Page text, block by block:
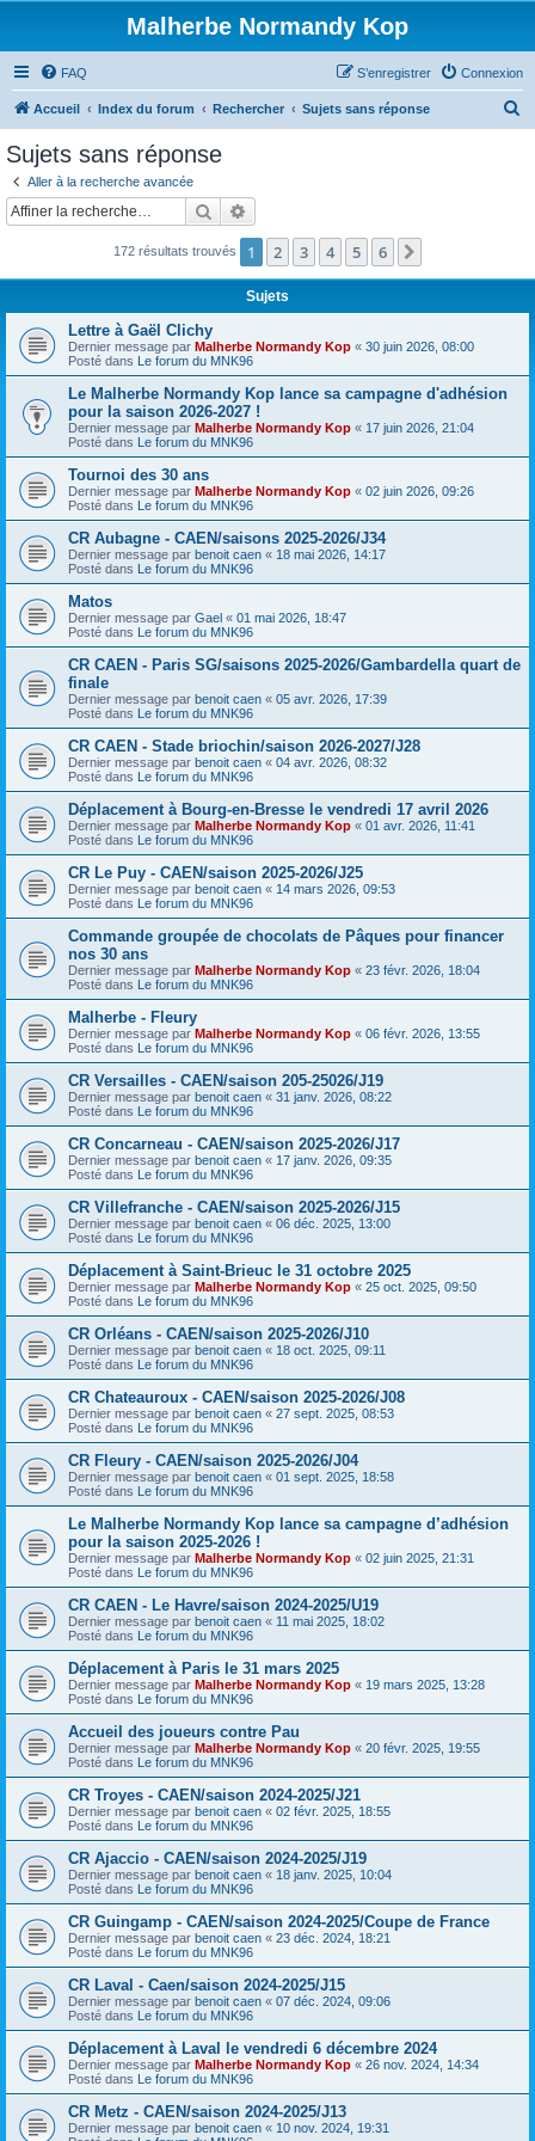
Malherbe Normandy Kop
FAQ Connexion
S’enregistrer
Accueil Index du forum Rechercher Sujets sans réponse
c
Sujets sans réponse
Aller à la recherche avancée
Rechercher
172 résultats trouvés 1 2 3 4 5 6
Sujets
Lettre à Gaël Clichy
Dernier message par Malherbe Normandy Kop « 30 juin 2026, 08:00
Posté dans Le forum du MNK96
Le Malherbe Normandy Kop lance sa campagne d'adhésion
pour la saison 2026-2027 !
Dernier message par Malherbe Normandy Kop « 17 juin 2026, 21:04
Posté dans Le forum du MNK96
Tournoi des 30 ans
Dernier message par Malherbe Normandy Kop « 02 juin 2026, 09:26
Posté dans Le forum du MNK96
CR Aubagne - CAEN/saisons 2025-2026/J34
Dernier message par benoit caen « 18 mai 2026, 14:17
Posté dans Le forum du MNK96
Matos
Dernier message par Gael « 01 mai 2026, 18:47
Posté dans Le forum du MNK96
CR CAEN - Paris SG/saisons 2025-2026/Gambardella quart de
finale
Dernier message par benoit caen « 05 avr. 2026, 17:39
Posté dans Le forum du MNK96
CR CAEN - Stade briochin/saison 2026-2027/J28
Dernier message par benoit caen « 04 avr. 2026, 08:32
Posté dans Le forum du MNK96
Déplacement à Bourg-en-Bresse le vendredi 17 avril 2026
Dernier message par Malherbe Normandy Kop « 01 avr. 2026, 11:41
Posté dans Le forum du MNK96
CR Le Puy - CAEN/saison 2025-2026/J25
Dernier message par benoit caen « 14 mars 2026, 09:53
Posté dans Le forum du MNK96
Commande groupée de chocolats de Pâques pour financer
nos 30 ans
Dernier message par Malherbe Normandy Kop « 23 févr. 2026, 18:04
Posté dans Le forum du MNK96
Malherbe - Fleury
Dernier message par Malherbe Normandy Kop « 06 févr. 2026, 13:55
Posté dans Le forum du MNK96
CR Versailles - CAEN/saison 205-25026/J19
Dernier message par benoit caen « 31 janv. 2026, 08:22
Posté dans Le forum du MNK96
CR Concarneau - CAEN/saison 2025-2026/J17
Dernier message par benoit caen « 17 janv. 2026, 09:35
Posté dans Le forum du MNK96
CR Villefranche - CAEN/saison 2025-2026/J15
Dernier message par benoit caen « 06 déc. 2025, 13:00
Posté dans Le forum du MNK96
Déplacement à Saint-Brieuc le 31 octobre 2025
Dernier message par Malherbe Normandy Kop « 25 oct. 2025, 09:50
Posté dans Le forum du MNK96
CR Orléans - CAEN/saison 2025-2026/J10
Dernier message par benoit caen « 18 oct. 2025, 09:11
Posté dans Le forum du MNK96
CR Chateauroux - CAEN/saison 2025-2026/J08
Dernier message par benoit caen « 27 sept. 2025, 08:53
Posté dans Le forum du MNK96
CR Fleury - CAEN/saison 2025-2026/J04
Dernier message par benoit caen « 01 sept. 2025, 18:58
Posté dans Le forum du MNK96
Le Malherbe Normandy Kop lance sa campagne d’adhésion
pour la saison 2025-2026 !
Dernier message par Malherbe Normandy Kop « 02 juin 2025, 21:31
Posté dans Le forum du MNK96
CR CAEN - Le Havre/saison 2024-2025/U19
Dernier message par benoit caen « 11 mai 2025, 18:02
Posté dans Le forum du MNK96
Déplacement à Paris le 31 mars 2025
Dernier message par Malherbe Normandy Kop « 19 mars 2025, 13:28
Posté dans Le forum du MNK96
Accueil des joueurs contre Pau
Dernier message par Malherbe Normandy Kop « 20 févr. 2025, 19:55
Posté dans Le forum du MNK96
CR Troyes - CAEN/saison 2024-2025/J21
Dernier message par benoit caen « 02 févr. 2025, 18:55
Posté dans Le forum du MNK96
CR Ajaccio - CAEN/saison 2024-2025/J19
Dernier message par benoit caen « 18 janv. 2025, 10:04
Posté dans Le forum du MNK96
CR Guingamp - CAEN/saison 2024-2025/Coupe de France
Dernier message par benoit caen « 23 déc. 2024, 18:21
Posté dans Le forum du MNK96
CR Laval - Caen/saison 2024-2025/J15
Dernier message par benoit caen « 07 déc. 2024, 09:06
Posté dans Le forum du MNK96
Déplacement à Laval le vendredi 6 décembre 2024
Dernier message par Malherbe Normandy Kop « 26 nov. 2024, 14:34
Posté dans Le forum du MNK96
CR Metz - CAEN/saison 2024-2025/J13
Dernier message par benoit caen « 10 nov. 2024, 19:31